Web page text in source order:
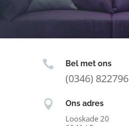
 Bel met ons
(0346) 822796
 Ons adres
Looskade 20